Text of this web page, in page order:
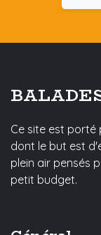
Ce site est porté
dont le but est
plein air pensés
petit budget.